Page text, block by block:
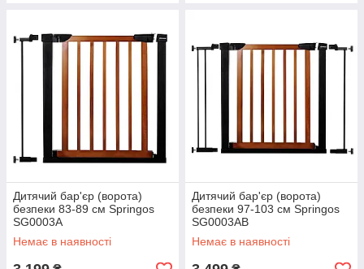
Дитячий бар'єр (ворота)
безпеки 83-89 см Springos
SG0003A
Немає в наявності
Дитячий бар'єр (ворота)
безпеки 97-103 см Springos
SG0003AB
Немає в наявності